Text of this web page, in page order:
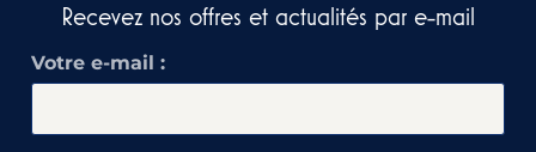
Recevez nos offres et actualités par e-mail​
Votre e-mail :